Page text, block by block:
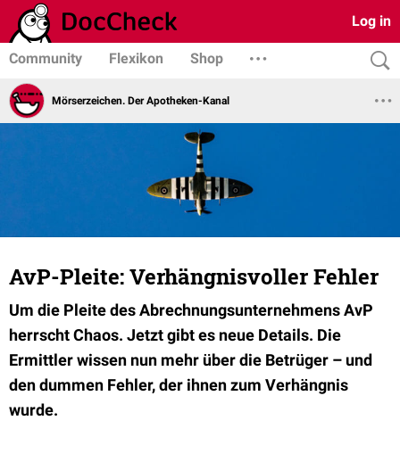
Log in
Community Flexikon Shop
Mörserzeichen. Der Apotheken-Kanal
AvP-Pleite: Verhängnisvoller Fehler
Um die Pleite des Abrechnungsunternehmens AvP
herrscht Chaos. Jetzt gibt es neue Details. Die
Ermittler wissen nun mehr über die Betrüger – und
den dummen Fehler, der ihnen zum Verhängnis
wurde.